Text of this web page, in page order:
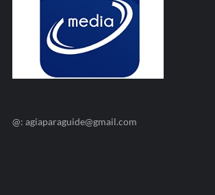
@: agiaparaguide@gmail.com